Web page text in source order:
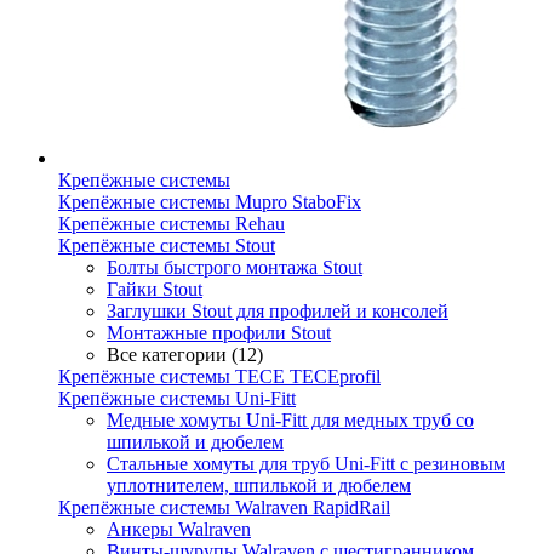
Крепёжные системы
Крепёжные системы Mupro StaboFix
Крепёжные системы Rehau
Крепёжные системы Stout
Болты быстрого монтажа Stout
Гайки Stout
Заглушки Stout для профилей и консолей
Монтажные профили Stout
Все категории (12)
Крепёжные системы TECE TECEprofil
Крепёжные системы Uni-Fitt
Медные хомуты Uni-Fitt для медных труб со
шпилькой и дюбелем
Стальные хомуты для труб Uni-Fitt с резиновым
уплотнителем, шпилькой и дюбелем
Крепёжные системы Walraven RapidRail
Анкеры Walraven